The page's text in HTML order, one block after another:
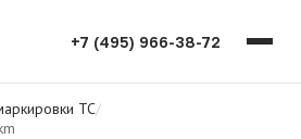
+7 (495) 966-38-72
ТС/